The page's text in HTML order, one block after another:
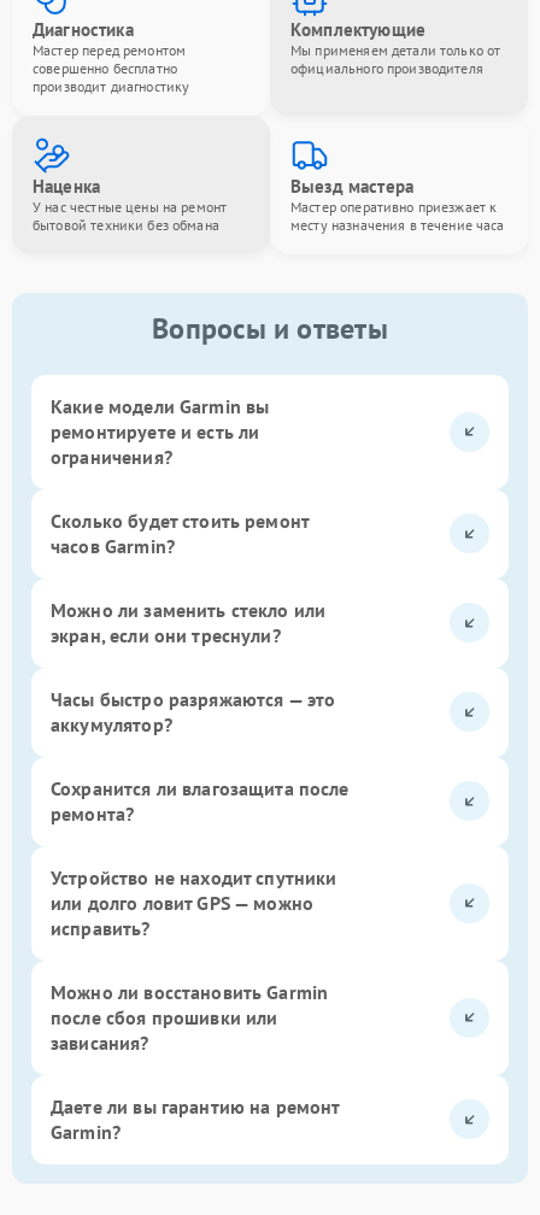
Диагностика
Мастер перед ремонтом
совершенно бесплатно
производит диагностику
Комплектующие
Мы применяем детали только от
официального производителя
Наценка
У нас честные цены на ремонт
бытовой техники без обмана
Выезд мастера
Мастер оперативно приезжает к
месту назначения в течение часа
Вопросы и ответы
Какие модели Garmin вы
ремонтируете и есть ли
ограничения?
Сколько будет стоить ремонт
часов Garmin?
Можно ли заменить стекло или
экран, если они треснули?
Часы быстро разряжаются — это
аккумулятор?
Сохранится ли влагозащита после
ремонта?
Устройство не находит спутники
или долго ловит GPS — можно
исправить?
Можно ли восстановить Garmin
после сбоя прошивки или
зависания?
Даете ли вы гарантию на ремонт
Garmin?